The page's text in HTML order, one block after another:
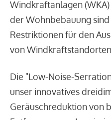
Windkraftanlagen
der Wohnbebauung
Restriktionen für den
von Windkraftstandorten.
Die "Low-Noise-
unser innovatives
Geräuschreduktion von